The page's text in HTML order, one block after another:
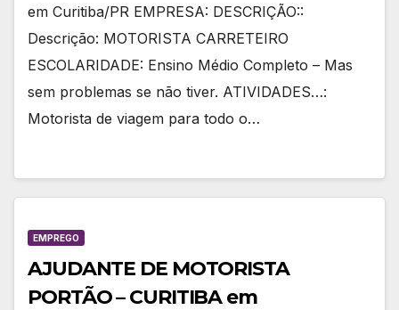
em Curitiba/PR EMPRESA: DESCRIÇÃO::
Descrição: MOTORISTA CARRETEIRO
ESCOLARIDADE: Ensino Médio Completo – Mas
sem problemas se não tiver. ATIVIDADES…:
Motorista de viagem para todo o…
EMPREGO
AJUDANTE DE MOTORISTA
PORTÃO – CURITIBA em